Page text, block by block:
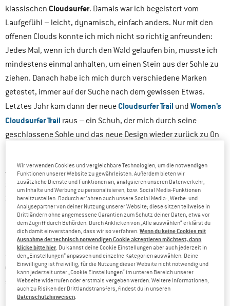
klassischen Cloudsurfer. Damals war ich begeistert vom
Laufgefühl – leicht, dynamisch, einfach anders. Nur mit den
offenen Clouds konnte ich mich nicht so richtig anfreunden:
Jedes Mal, wenn ich durch den Wald gelaufen bin, musste ich
mindestens einmal anhalten, um einen Stein aus der Sohle zu
ziehen. Danach habe ich mich durch verschiedene Marken
getestet, immer auf der Suche nach dem gewissen Etwas.
Letztes Jahr kam dann der neue Cloudsurfer Trail und Women’s
Cloudsurfer Trail raus – ein Schuh, der mich durch seine
geschlossene Sohle und das neue Design wieder zurück zu On
Jetzt hatte ich die Möglichkeit den brandneuen Cloudultra Pro
zu testen und muss sagen, dieser Schuh hat mich vollends
zurück ins On-Fanlager geholt!
DESIGN & OPTIK – LIEBE AUF DEN ERSTEN BLICK
Schon beim Auspacken war mir klar:Dieser Schuh will laufen –
und zwar schnell.Der Cloudultra Pro kommt mit einer richtig
sportlichen Optik, die reichlich Dynamik verspricht. Die klaren
Linien, das technische Mesh-Material und die markante Sohle
Wir verwenden Cookies und vergleichbare Technologien, um die notwendigen
Funktionen unserer Website zu gewährleisten. Außerdem bieten wir
zusätzliche Dienste und Funktionen an, analysieren unseren Datenverkehr,
um Inhalte und Werbung zu personalisieren, bzw. Social Media-Funktionen
bereitzustellen. Dadurch erfahren auch unsere Social Media-, Werbe- und
Analysepartner von deiner Nutzung unserer Website; diese sitzen teilweise in
Drittländern ohne angemessene Garantien zum Schutz deiner Daten, etwa vor
dem Zugriff durch Behörden. Durch Anklicken von „Alle auswählen“ erklärst du
dich damit einverstanden, dass wir so verfahren.Wenn du keine Cookies mit
Ausnahme der technisch notwendigen Cookie akzeptieren möchtest, dann
klicke bitte hier. Du kannst deine Cookie Einstellungen aber auch jederzeit in
den „Einstellungen“ anpassen und einzelne Kategorien auswählen. Deine
Einwilligung ist freiwillig, für die Nutzung dieser Website nicht notwendig und
kann jederzeit unter „Cookie Einstellungen“ im unteren Bereich unserer
Webseite widerrufen oder erstmals vergeben werden. Weitere Informationen,
auch zu Risiken der Drittlandstransfers, findest du in unseren
Datenschutzhinweisen.